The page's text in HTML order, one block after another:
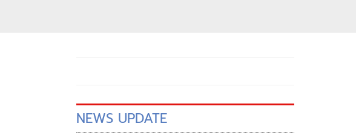
NEWS UPDATE